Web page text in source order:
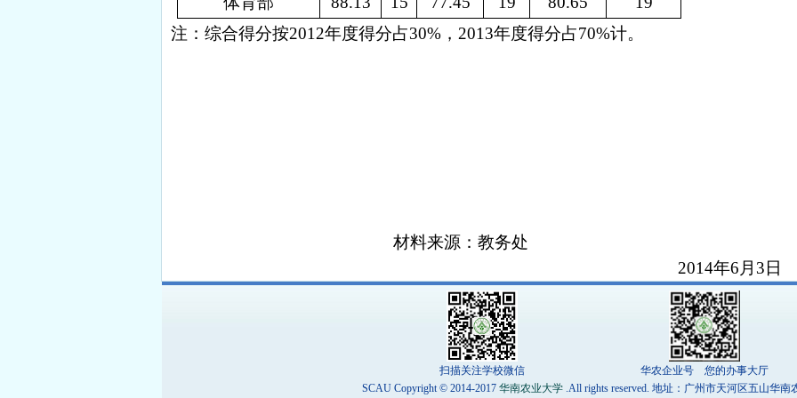
注：综合得分按2012年度得分占30% ， 2013年度得分占70%计。
材料来源：教务处
2014年6 月 3 日
扫描关注学校微信
华农企业号 您的办事大厅
SCAU Copyright © 2014-2017 华南农业大学 .All rights reserved. 地址：广州市天河区五山华南